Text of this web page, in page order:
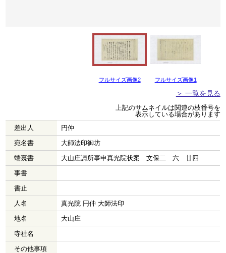
フルサイズ画像2 フルサイズ画像1
＞ 一覧を見る
上記のサムネイルは関連の枝番号を
表示している場合があります
差出人
円仲
宛名書
大師法印御坊
端裏書
大山庄請所事申真光院状案 文保二 六 廿四
事書
書止
人名
真光院 円仲 大師法印
地名
大山庄
寺社名
その他事項